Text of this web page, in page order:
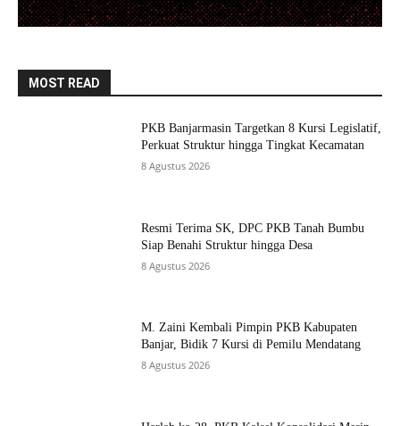
MOST READ
PKB Banjarmasin Targetkan 8 Kursi Legislatif,
Perkuat Struktur hingga Tingkat Kecamatan
8 Agustus 2026
Resmi Terima SK, DPC PKB Tanah Bumbu
Siap Benahi Struktur hingga Desa
8 Agustus 2026
M. Zaini Kembali Pimpin PKB Kabupaten
Banjar, Bidik 7 Kursi di Pemilu Mendatang
8 Agustus 2026